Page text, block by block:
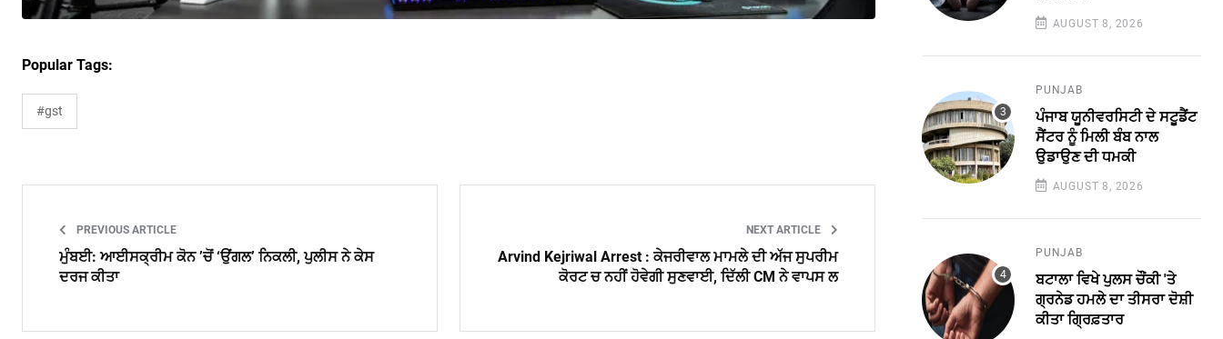
Popular Tags:
#gst
PREVIOUS ARTICLE
ਮੁੰਬਈ: ਆਈਸਕ੍ਰੀਮ ਕੋਨ ’ਚੋਂ ‘ਉਂਗਲ’ ਨਿਕਲੀ, ਪੁਲੀਸ ਨੇ ਕੇਸ
ਦਰਜ ਕੀਤਾ
NEXT ARTICLE
Arvind Kejriwal Arrest : ਕੇਜਰੀਵਾਲ ਮਾਮਲੇ ਦੀ ਅੱਜ ਸੁਪਰੀਮ
ਕੋਰਟ ਚ ਨਹੀਂ ਹੋਵੇਗੀ ਸੁਣਵਾਈ, ਦਿੱਲੀ CM ਨੇ ਵਾਪਸ ਲ
AUGUST 8, 2026
PUNJAB
ਪੰਜਾਬ ਯੂਨੀਵਰਸਿਟੀ ਦੇ ਸਟੂਡੈਂਟ
ਸੈਂਟਰ ਨੂੰ ਮਿਲੀ ਬੰਬ ਨਾਲ
ਉਡਾਉਣ ਦੀ ਧਮਕੀ
AUGUST 8, 2026
PUNJAB
ਬਟਾਲਾ ਵਿਖੇ ਪੁਲਸ ਚੌਂਕੀ 'ਤੇ
ਗ੍ਰਨੇਡ ਹਮਲੇ ਦਾ ਤੀਸਰਾ ਦੋਸ਼ੀ
ਕੀਤਾ ਗ੍ਰਿਫ਼ਤਾਰ